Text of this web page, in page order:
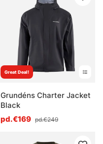
Great Deal!
Grundéns Charter Jacket
Black
pd.€169 pd.€249